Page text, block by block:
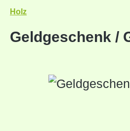
Holz
Geldgeschenk /
Bildergalerie